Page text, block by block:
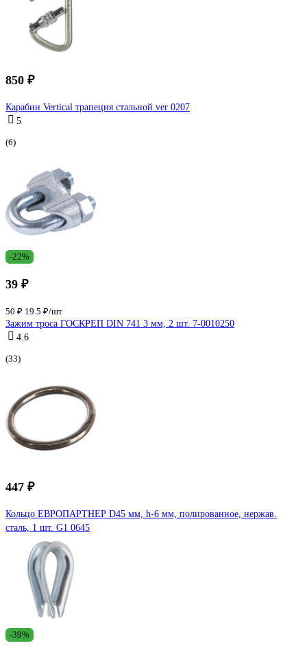
850 ₽
Карабин Vertical трапеция стальной ver 0207
5
(6)
-22%
39 ₽
50 ₽ 19.5 ₽/шт
Зажим троса ГОСКРЕП DIN 741 3 мм, 2 шт. 7-0010250
4.6
(33)
447 ₽
Кольцо ЕВРОПАРТНЕР D45 мм, h-6 мм, полированное, нержав.
сталь, 1 шт. G1 0645
-39%